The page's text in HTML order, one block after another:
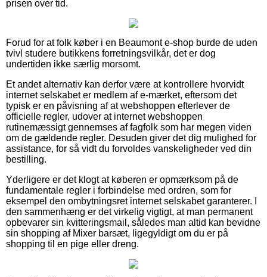
prisen over tid.
Forud for at folk køber i en Beaumont e-shop burde de uden
tvivl studere butikkens forretningsvilkår, det er dog
undertiden ikke særlig morsomt.
Et andet alternativ kan derfor være at kontrollere hvorvidt
internet selskabet er medlem af e-mærket, eftersom det
typisk er en påvisning af at webshoppen efterlever de
officielle regler, udover at internet webshoppen
rutinemæssigt gennemses af fagfolk som har megen viden
om de gældende regler. Desuden giver det dig mulighed for
assistance, for så vidt du forvoldes vanskeligheder ved din
bestilling.
Yderligere er det klogt at køberen er opmærksom på de
fundamentale regler i forbindelse med ordren, som for
eksempel den ombytningsret internet selskabet garanterer. I
den sammenhæng er det virkelig vigtigt, at man permanent
opbevarer sin kvitteringsmail, således man altid kan bevidne
sin shopping af Mixer barsæt, ligegyldigt om du er på
shopping til en pige eller dreng.